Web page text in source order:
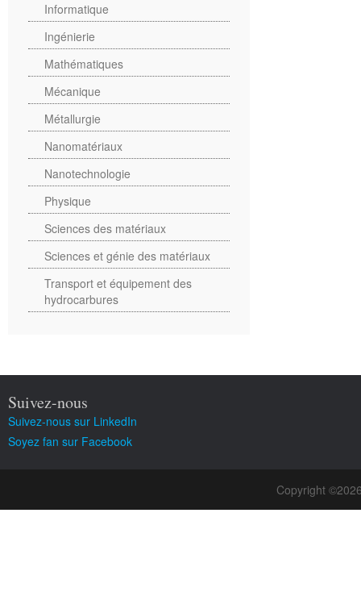
Informatique
Ingénierie
Mathématiques
Mécanique
Métallurgie
Nanomatériaux
Nanotechnologie
Physique
Sciences des matériaux
Sciences et génie des matériaux
Transport et équipement des
hydrocarbures
Suivez-nous
Suivez-nous sur LinkedIn
Soyez fan sur Facebook
Copyright